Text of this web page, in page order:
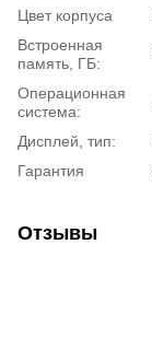
Цвет корпуса
Встроенная
память, ГБ:
Операционная
система:
Дисплей, тип:
Гарантия
Отзывы